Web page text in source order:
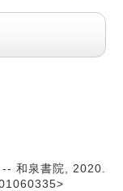
和泉書院, 2020.